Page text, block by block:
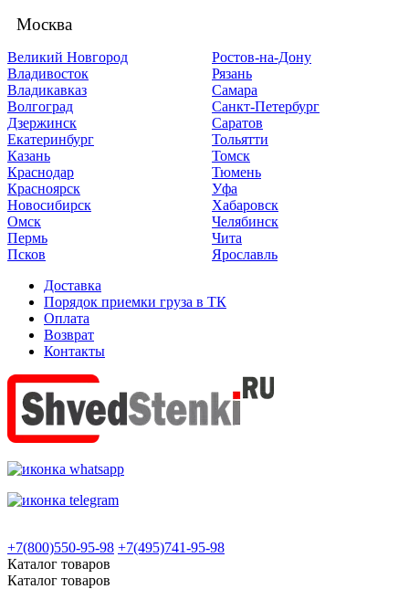
Москва
Великий Новгород
Владивосток
Владикавказ
Волгоград
Дзержинск
Екатеринбург
Казань
Краснодар
Красноярск
Новосибирск
Омск
Пермь
Псков
Ростов-на-Дону
Рязань
Самара
Санкт-Петербург
Саратов
Тольятти
Томск
Тюмень
Уфа
Хабаровск
Челябинск
Чита
Ярославль
Доставка
Порядок приемки груза в ТК
Оплата
Возврат
Контакты
+7(800)550-95-98 +7(495)741-95-98
Каталог товаров
Каталог товаров